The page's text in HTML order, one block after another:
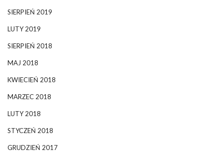
SIERPIEŃ 2019
LUTY 2019
SIERPIEŃ 2018
MAJ 2018
KWIECIEŃ 2018
MARZEC 2018
LUTY 2018
STYCZEŃ 2018
GRUDZIEŃ 2017